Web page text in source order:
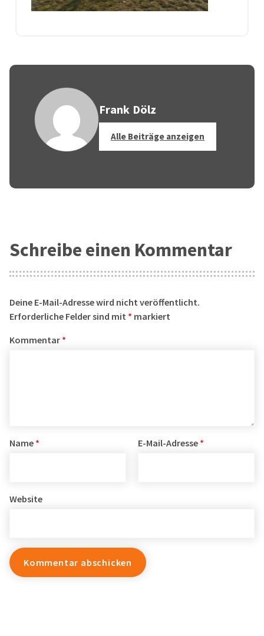
Frank Dölz
Alle Beiträge anzeigen
Schreibe einen Kommentar
Deine E-Mail-Adresse wird nicht veröffentlicht.
Erforderliche Felder sind mit * markiert
Kommentar *
Name * E-Mail-Adresse *
Website